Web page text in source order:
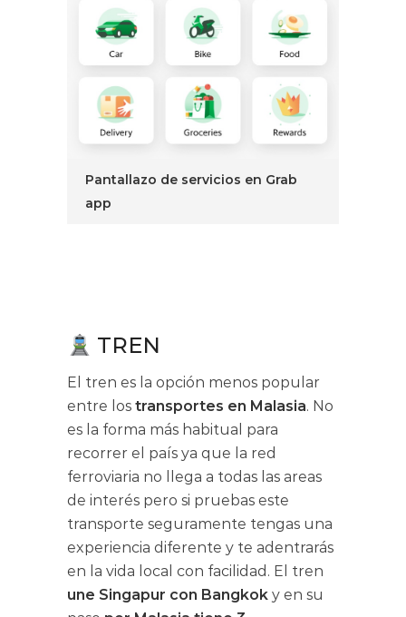
Pantallazo de servicios en Grab
app
TREN
El tren es la opción menos popular
entre los transportes en Malasia. No
es la forma más habitual para
recorrer el país ya que la red
ferroviaria no llega a todas las areas
de interés pero si pruebas este
transporte seguramente tengas una
experiencia diferente y te adentrarás
en la vida local con facilidad. El tren
une Singapur con Bangkok y en su